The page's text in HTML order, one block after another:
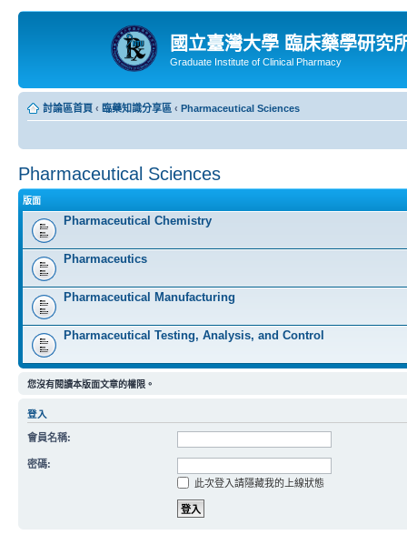
國立臺灣大學 臨床藥學研究
Graduate Institute of Clinical Pharmacy
討論區首頁 ‹ 臨藥知識分享區 ‹ Pharmaceutical Sciences
Pharmaceutical Sciences
版面
Pharmaceutical Chemistry
Pharmaceutics
Pharmaceutical Manufacturing
Pharmaceutical Testing, Analysis, and Control
您沒有閱讀本版面文章的權限。
登入
會員名稱:
密碼:
此次登入請隱藏我的上線狀態